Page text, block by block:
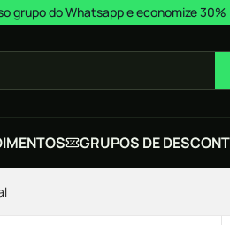
grupo do Whatsapp e economize 30%
GRUPOS DE